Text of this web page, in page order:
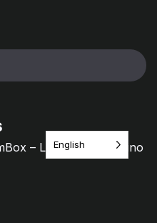
– Laboratorio Molino
English